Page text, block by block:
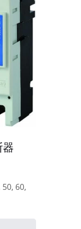
60,